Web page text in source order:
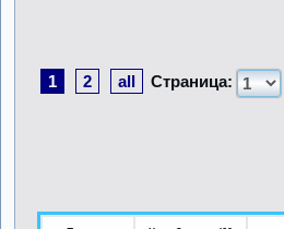
1 2 all Страница: